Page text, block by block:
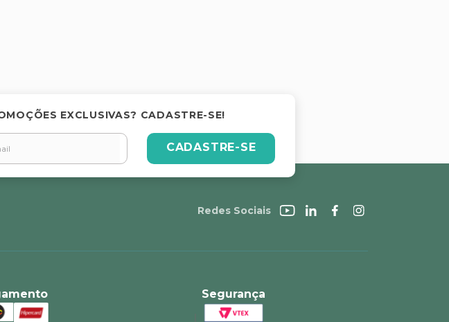
EXCLUSIVAS? CADASTRE-SE!
CADASTRE-SE
Redes Sociais
Segurança